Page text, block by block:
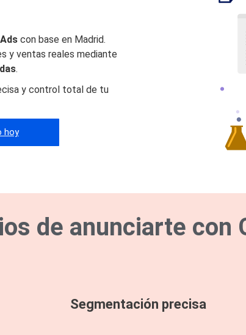
con base en Madrid.
y ventas reales mediante
.
y control total de tu
hoy
de anunciarte con
Segmentación precisa